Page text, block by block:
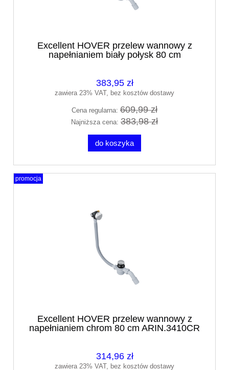
Excellent HOVER przelew wannowy z
napełnianiem biały połysk 80 cm
383,95 zł
zawiera 23% VAT, bez kosztów dostawy
Cena regularna: 609,99 zł
Najniższa cena: 383,98 zł
do koszyka
Excellent HOVER przelew wannowy z
napełnianiem chrom 80 cm ARIN.3410CR
314,96 zł
zawiera 23% VAT, bez kosztów dostawy
promocja